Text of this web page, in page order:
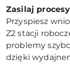
Zasilaj
Przyspiesz
Z2 stacji
problemy
dzięki